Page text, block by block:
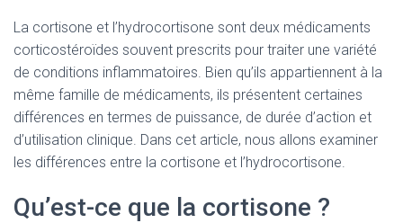
La cortisone et l’hydrocortisone sont deux médicaments
corticostéroïdes souvent prescrits pour traiter une variété
de conditions inflammatoires. Bien qu’ils appartiennent à la
même famille de médicaments, ils présentent certaines
différences en termes de puissance, de durée d’action et
d’utilisation clinique. Dans cet article, nous allons examiner
les différences entre la cortisone et l’hydrocortisone.
Qu’est-ce que la cortisone ?